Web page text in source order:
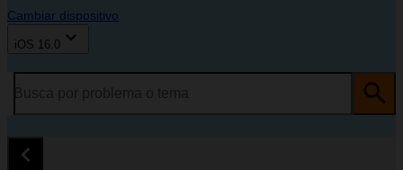
Cambiar dispositivo
iOS 16.0